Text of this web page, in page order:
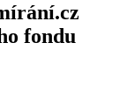
fondu